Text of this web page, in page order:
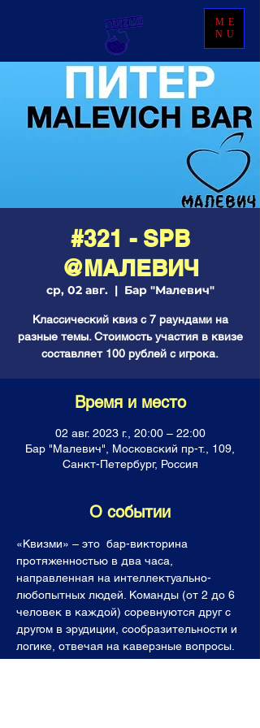
ME
NU
#321 - SPB
@МАЛЕВИЧ
ср, 02 авг.
  |
Бар "Малевич"
Классический квиз с 7 раундами на
разные темы. Стоимость участия в квизе
составляет 100 рублей с игрока.
Время и место
02 авг. 2023 г., 20:00 – 22:00
Бар "Малевич", Московский пр-т., 109,
Санкт-Петербург, Россия
О событии
«Квизми» – это  бар-викторина
протяженностью в два часа,
направленная на интеллектуально-
любопытных людей. Команды (от 2 до 6
человек в каждой) соревнуются друг с
другом в эрудиции, сообразительности и
логике, отвечая на каверзные вопросы.
Все команды получают горы знаний,